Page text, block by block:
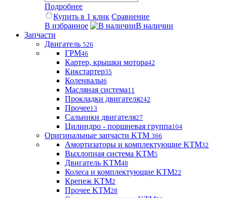
Подробнее
Купить в 1 клик Сравнение
В избранное
В наличии
Запчасти
Двигатель 526
ГРМ46
Картер, крышки мотора42
Кикстартер35
Коленвалы6
Масляная система11
Прокладки двигателя242
Прочее13
Сальники двигателя27
Цилиндро - поршневая группа104
Оригинальные запчасти KTM 366
Амортизаторы и комплектующие KTM32
Выхлопная система KTM5
Двигатель KTM48
Колеса и комплектующие KTM22
Крепеж KTM2
Прочее KTM28